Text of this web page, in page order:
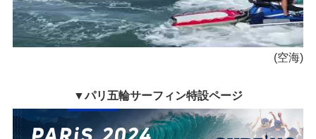
(空海)
▼パリ五輪サーフィン特設ページ